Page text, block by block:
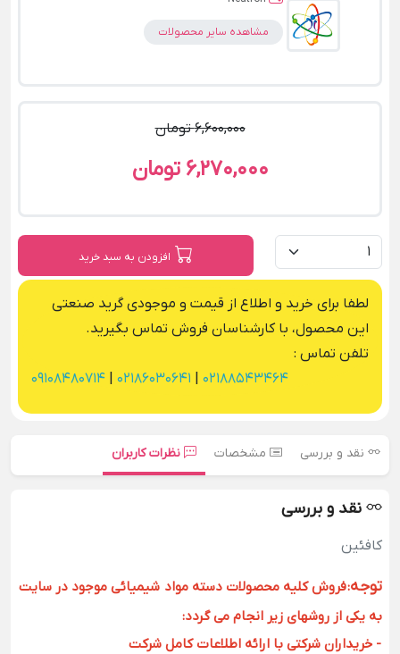
مشاهده سایر محصولات
6,600,000 تومان
6,270,000 تومان
افزودن به سبد خرید
لطفا برای خرید و اطلاع از قیمت و موجودی گرید صنعتی
این محصول، با کارشناسان فروش تماس بگیرید.
تلفن تماس :
02188543464
02186030641
09108480714
نقد و بررسی مشخصات نظرات کاربران
نقد و بررسی
کافئین
توجه:فروش کلیه محصولات دسته مواد شیمیائی موجود در سایت
به یکی از روشهای زیر انجام می گردد:
- خریداران شرکتی با ارائه اطلاعات کامل شرکت